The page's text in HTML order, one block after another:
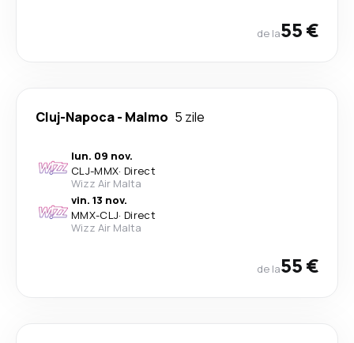
de la55 €
Cluj-Napoca- Malmo 5 zile
lun. 09 nov.
CLJ-MMX· Direct
Wizz Air Malta
vin. 13 nov.
MMX-CLJ· Direct
Wizz Air Malta
de la55 €